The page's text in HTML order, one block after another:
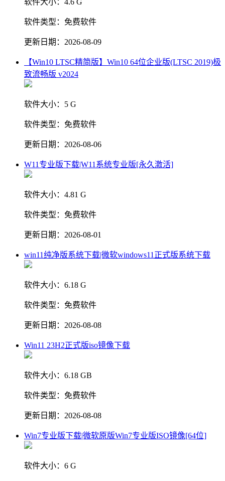
软件大小： 4.6 G
软件类型： 免费软件
更新日期： 2026-08-09
【Win10 LTSC精简版】Win10 64位企业版(LTSC 2019)极
致流畅版 v2024
软件大小： 5 G
软件类型： 免费软件
更新日期： 2026-08-06
W11专业版下载|W11系统专业版[永久激活]
软件大小： 4.81 G
软件类型： 免费软件
更新日期： 2026-08-01
win11纯净版系统下载|微软windows11正式版系统下载
软件大小： 6.18 G
软件类型： 免费软件
更新日期： 2026-08-08
Win11 23H2正式版iso镜像下载
软件大小： 6.18 GB
软件类型： 免费软件
更新日期： 2026-08-08
Win7专业版下载|微软原版Win7专业版ISO镜像[64位]
软件大小： 6 G